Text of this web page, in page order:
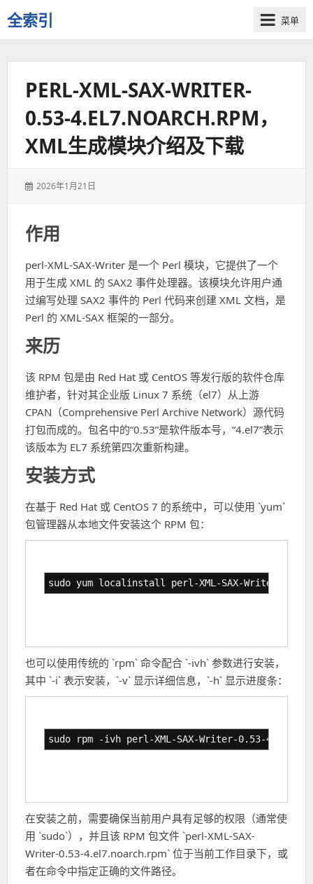
全索引
一
些
菜单
PERL-XML-SAX-WRITER-
0.53-4.EL7.NOARCH.RPM，
XML生成模块介绍及下载
发
2026年1月21日
作用
perl-XML-SAX-Writer 是一个 Perl 模块，它提供了一个
用于生成 XML 的 SAX2 事件处理器。该模块允许用户通
过编写处理 SAX2 事件的 Perl 代码来创建 XML 文档，是
Perl 的 XML-SAX 框架的一部分。
来历
该 RPM 包是由 Red Hat 或 CentOS 等发行版的软件仓库
维护者，针对其企业版 Linux 7 系统（el7）从上游
CPAN（Comprehensive Perl Archive Network）源代码
打包而成的。包名中的“0.53”是软件版本号，“4.el7”表示
该版本为 EL7 系统第四次重新构建。
安装方式
在基于 Red Hat 或 CentOS 7 的系统中，可以使用 `yum`
包管理器从本地文件安装这个 RPM 包：
sudo yum localinstall perl-XML-SAX-Writer-
也可以使用传统的 `rpm` 命令配合 `-ivh` 参数进行安装，
其中 `-i` 表示安装，`-v` 显示详细信息，`-h` 显示进度条：
sudo rpm -ivh perl-XML-SAX-Writer-0.53-
在安装之前，需要确保当前用户具有足够的权限（通常使
用 `sudo`），并且该 RPM 包文件 `perl-XML-SAX-
Writer-0.53-4.el7.noarch.rpm` 位于当前工作目录下，或
者在命令中指定正确的文件路径。